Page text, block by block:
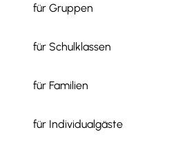
für Gruppen
für Schulklassen
für Familien
für Individualgäste